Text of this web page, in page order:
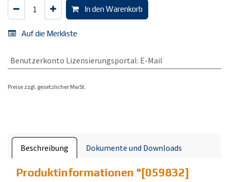
In den Warenkorb
Auf die Merkliste
Benutzerkonto Lizensierungsportal: E-Mail
Preise zzgl. gesetzlicher MwSt.
Beschreibung Dokumente und Downloads
Produktinformationen "[059832]